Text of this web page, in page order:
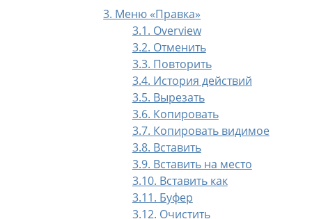
3. Меню «Правка»
3.1. Overview
3.2. Отменить
3.3. Повторить
3.4. История действий
3.5. Вырезать
3.6. Копировать
3.7. Копировать видимое
3.8. Вставить
3.9. Вставить на место
3.10. Вставить как
3.11. Буфер
3.12. Очистить